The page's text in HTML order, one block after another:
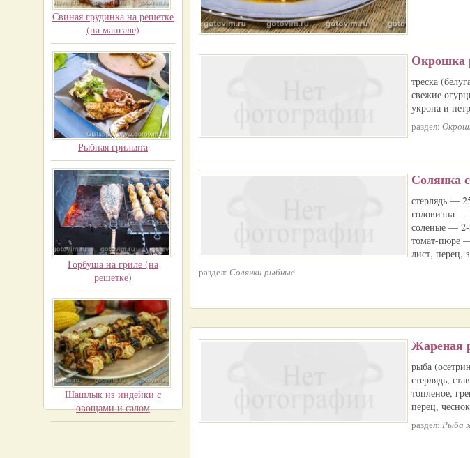
Свиная грудинка на решетке
(на мангале)
Рыбная грильята
Горбуша на гриле (на
решетке)
Шашлык из индейки с
овощами и салом
Окрошка
треска
свежие
укропа и
раздел:
Солянка
стерлядь —
головизна —
соленые —
томат-пюре
лист, перец,
раздел: Солянки рыбные
Жареная
рыба
стерлядь,
топленое,
перец,
раздел: Рыба